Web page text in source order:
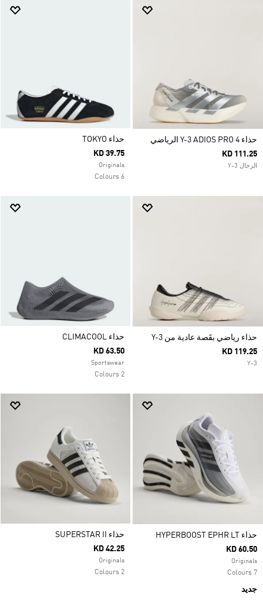
حذاء Y-3 ADIOS PRO 4 الرياضي
KD 111.25
الرجال Y-3
حذاء TOKYO
KD 39.75
Originals
6 Colours
حذاء رياضي بقَصة عادية من Y-3
KD 119.25
Y-3
حذاء CLIMACOOL
KD 63.50
Sportswear
2 Colours
حذاء HYPERBOOST EPHR LT
KD 60.50
Originals
7 Colours
جديد
حذاء SUPERSTAR II
KD 42.25
Originals
2 Colours